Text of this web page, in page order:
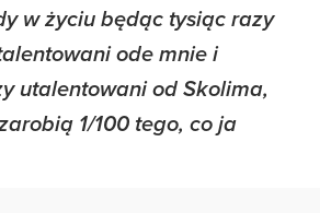
w życiu będąc tysiąc razy
ode mnie i
utalentowani od Skolima,
1/100 tego, co ja